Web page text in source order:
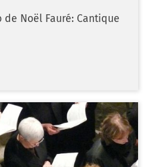
de Noël Fauré: Cantique